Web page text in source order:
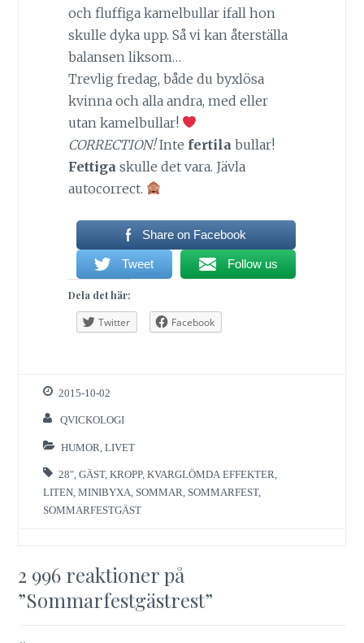
och fluffiga kamelbullar ifall hon
skulle dyka upp. Så vi kan återställa
balansen liksom…
Trevlig fredag, både du byxlösa
kvinna och alla andra, med eller
utan kamelbullar!
CORRECTION!Inte fertila bullar!
Fettiga skulle det vara. Jävla
autocorrect.
Share on Facebook
Tweet Follow us
Dela det här:
Twitter Facebook
2015-10-02
QVICKOLOGI
HUMOR ,LIVET
28" ,GÄST,KROPP,KVARGLÖMDA EFFEKTER
LITEN ,MINIBYXA SOMMAR SOMMARFEST,
SOMMARFESTGÄST
2 996 reaktioner på
”Sommarfestgästrest”